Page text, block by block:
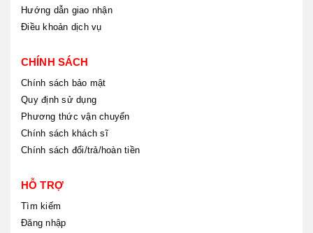
Hướng dẫn giao nhận
Điều khoản dịch vụ
CHÍNH SÁCH
Chính sách bảo mật
Quy định sử dụng
Phương thức vận chuyển
Chính sách khách sĩ
Chính sách đổi/trả/hoàn tiền
HỖ TRỢ
Tìm kiếm
Đăng nhập